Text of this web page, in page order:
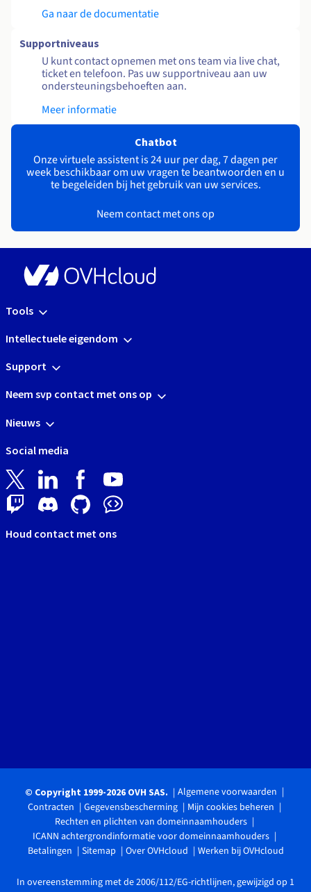
Ga naar de documentatie
Supportniveaus
U kunt contact opnemen met ons team via live chat,
ticket en telefoon. Pas uw supportniveau aan uw
ondersteuningsbehoeften aan.
Meer informatie
Chatbot
Onze virtuele assistent is 24 uur per dag, 7 dagen per
week beschikbaar om uw vragen te beantwoorden en u
te begeleiden bij het gebruik van uw services.
Neem contact met ons op
Tools
Intellectuele eigendom
Support
Neem svp contact met ons op
Nieuws
Social media
Houd contact met ons
© Copyright 1999-2026 OVH SAS.
Algemene voorwaarden
Contracten
Gegevensbescherming
Mijn cookies beheren
Rechten en plichten van domeinnaamhouders
ICANN achtergrondinformatie voor domeinnaamhouders
Betalingen
Sitemap Over OVHcloud Werken bij OVHcloud
In overeenstemming met de 2006/112/EG-richtlijnen, gewijzigd op 1